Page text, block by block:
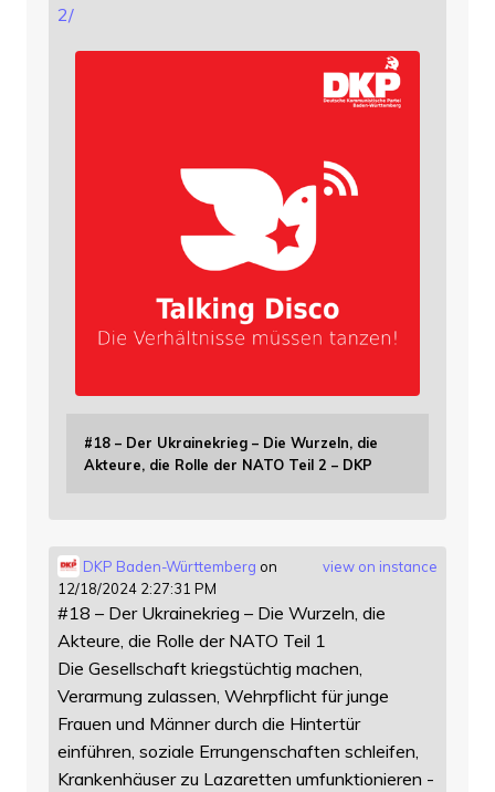
2/
#18 – Der Ukrainekrieg – Die Wurzeln, die
Akteure, die Rolle der NATO Teil 2 – DKP
view on instance
DKP Baden-Württemberg on
12/18/2024 2:27:31 PM
#18 – Der Ukrainekrieg – Die Wurzeln, die
Akteure, die Rolle der NATO Teil 1
Die Gesellschaft kriegstüchtig machen,
Verarmung zulassen, Wehrpflicht für junge
Frauen und Männer durch die Hintertür
einführen, soziale Errungenschaften schleifen,
Krankenhäuser zu Lazaretten umfunktionieren -